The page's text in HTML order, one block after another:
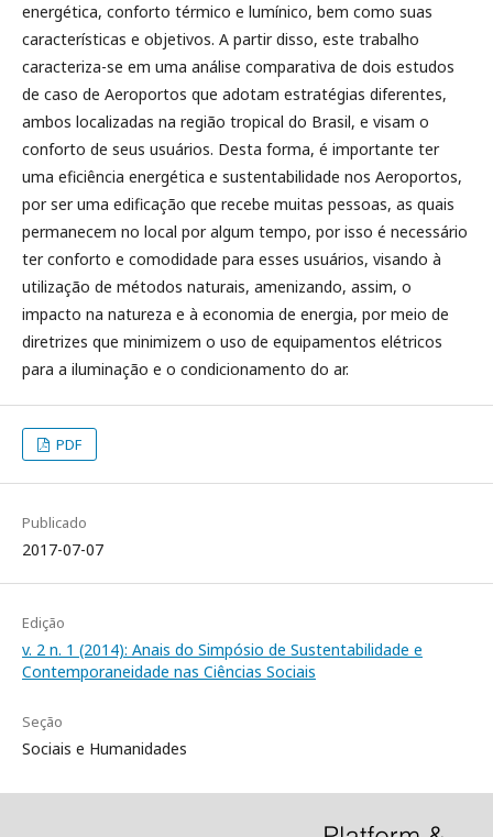
energética, conforto térmico e lumínico, bem como suas
características e objetivos. A partir disso, este trabalho
caracteriza-se em uma análise comparativa de dois estudos
de caso de Aeroportos que adotam estratégias diferentes,
ambos localizadas na região tropical do Brasil, e visam o
conforto de seus usuários. Desta forma, é importante ter
uma eficiência energética e sustentabilidade nos Aeroportos,
por ser uma edificação que recebe muitas pessoas, as quais
permanecem no local por algum tempo, por isso é necessário
ter conforto e comodidade para esses usuários, visando à
utilização de métodos naturais, amenizando, assim, o
impacto na natureza e à economia de energia, por meio de
diretrizes que minimizem o uso de equipamentos elétricos
para a iluminação e o condicionamento do ar.
PDF
Publicado
2017-07-07
Edição
v. 2 n. 1 (2014): Anais do Simpósio de Sustentabilidade e
Contemporaneidade nas Ciências Sociais
Seção
Sociais e Humanidades